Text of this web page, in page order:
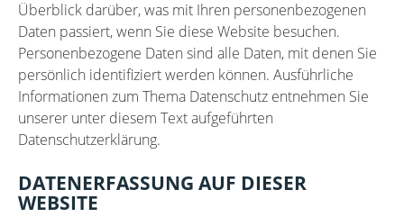
Überblick darüber, was mit Ihren personenbezogenen
Daten passiert, wenn Sie diese Website besuchen.
Personenbezogene Daten sind alle Daten, mit denen Sie
persönlich identifiziert werden können. Ausführliche
Informationen zum Thema Datenschutz entnehmen Sie
unserer unter diesem Text aufgeführten
Datenschutzerklärung.
DATENERFASSUNG AUF DIESER
WEBSITE